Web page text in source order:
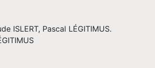
ISLERT, Pascal LÉGITIMUS.